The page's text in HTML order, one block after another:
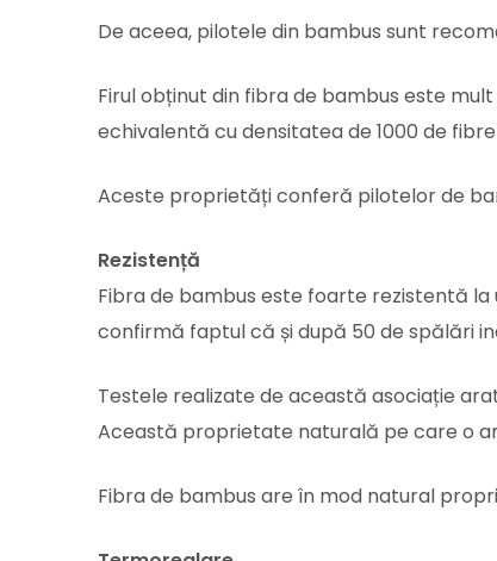
De aceea, pilotele din bambus sunt
Firul obținut din fibra de bambus este
echivalentă cu densitatea de 1000 de
Aceste proprietăți conferă pilotelor de
Rezistență
Fibra de bambus este foarte rezistentă la
confirmă faptul că și după 50 de spălări
Testele realizate de această asociație
Această proprietate naturală pe care o
Fibra de bambus are în mod natural